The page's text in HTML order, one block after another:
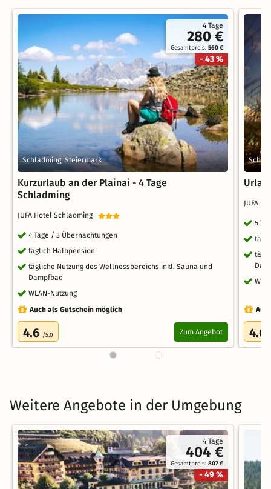
4 Tage
280 €
Gesamtpreis:560 €
- 43 %
Schladming, Steiermark
Kurzurlaub an der Plainai - 4 Tage
Schladming
JUFA Hotel Schladming
4 Tage / 3 Übernachtungen
täglich Halbpension
tägliche Nutzung des Wellnessbereichs inkl. Sauna und
Dampfbad
WLAN-Nutzung
Auch als Gutschein möglich
4.6 /5.0 Zum Angebot
JUFA
5
4.6
Weitere Angebote in der Umgebung
4 Tage
404 €
Gesamtpreis:807 €
- 49 %